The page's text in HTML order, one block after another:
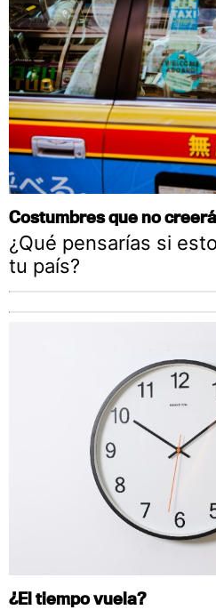
Costumbres que no
¿Qué pensarías si
tu país?
¿El tiempo vuela?